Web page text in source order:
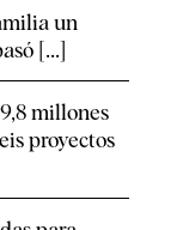
un
[...]
millones
proyectos